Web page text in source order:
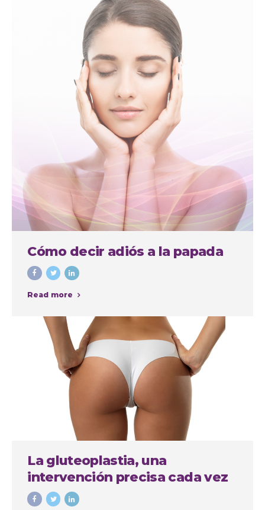
Cómo decir adiós a la papada
Read more
La gluteoplastia, una
intervención precisa cada vez
más demandada